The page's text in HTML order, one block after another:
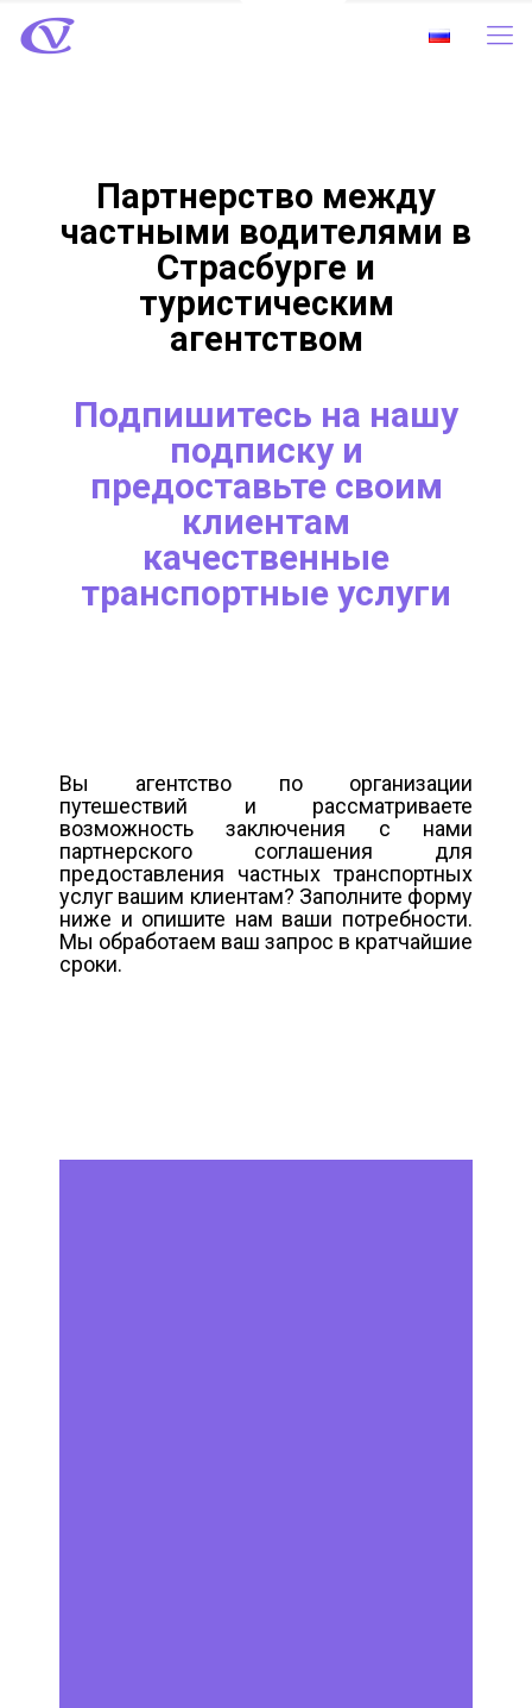
Партнерство между
частными водителями в
Страсбурге и
туристическим
агентством
Подпишитесь на нашу
подписку и
предоставьте своим
клиентам
качественные
транспортные услуги
Вы агентство по организации
путешествий и рассматриваете
возможность заключения с нами
партнерского соглашения для
предоставления частных транспортных
услуг вашим клиентам? Заполните форму
ниже и опишите нам ваши потребности.
Мы обработаем ваш запрос в кратчайшие
сроки.